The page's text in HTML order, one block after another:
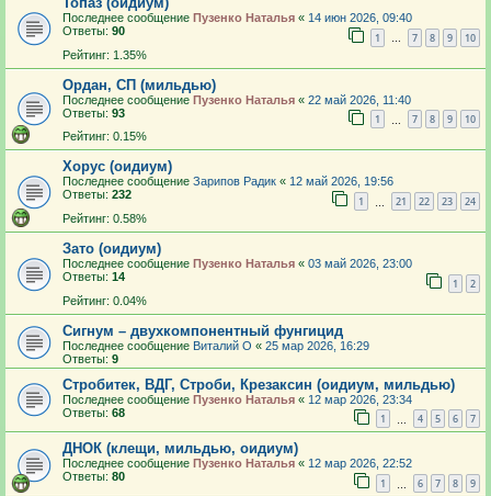
Последнее сообщение Пузенко Наталья « 14 июн 2026, 09:40
Ответы: 90 1 … 7 8 9 10
Рейтинг: 1.35%
Ордан, СП (мильдью)
Последнее сообщение Пузенко Наталья « 22 май 2026, 11:40
Ответы: 93 1 7 8 9 10
Рейтинг: 0.15%
Хорус (оидиум)
Последнее сообщение Зарипов Радик « 12 май 2026, 19:56
Ответы: 232 1 21 22 23 24
Рейтинг: 0.58%
Зато (оидиум)
Последнее сообщение Пузенко Наталья « 03 май 2026, 23:00
Ответы: 14 1 2
Рейтинг: 0.04%
Сигнум – двухкомпонентный фунгицид
Последнее сообщение Виталий О « 25 мар 2026, 16:29
Ответы: 9
Стробитек, ВДГ, Строби, Крезаксин (оидиум, мильдью)
Последнее сообщение Пузенко Наталья « 12 мар 2026, 23:34
Ответы: 68 1 4 5 6 7
ДНОК (клещи, мильдью, оидиум)
Последнее сообщение Пузенко Наталья « 12 мар 2026, 22:52
Ответы: 80 1 6 7 8 9